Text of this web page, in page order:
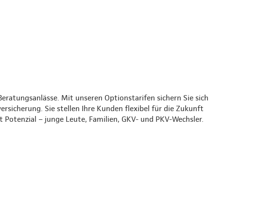
Mit unseren Optionstarifen sichern Sie sich
Sie stellen Ihre Kunden flexibel für die Zukunft
– junge Leute, Familien, GKV- und PKV-Wechsler.